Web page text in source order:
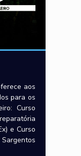
aos
para os
Curso
e Curso